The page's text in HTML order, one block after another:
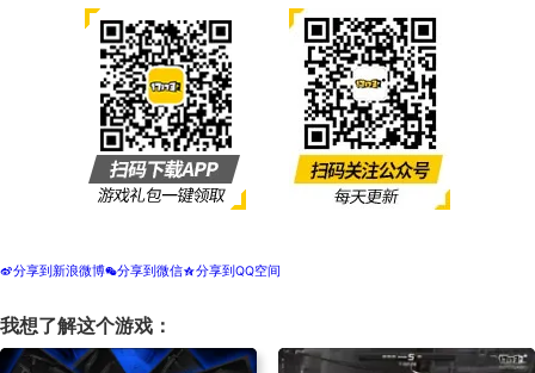
t分享到新浪微博w分享到微信z分享到QQ空间
我想了解这个游戏：